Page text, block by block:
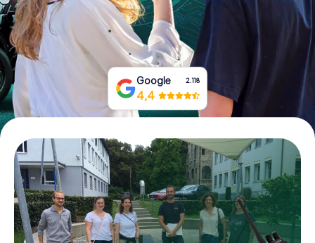
Koop cadeaubonnen
Google 2.118
4,4